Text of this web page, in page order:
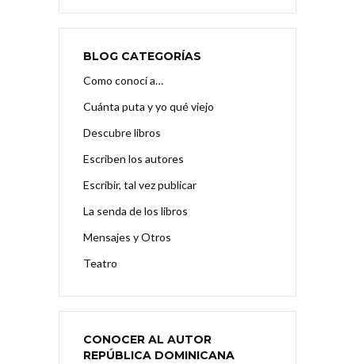
BLOG CATEGORÍAS
Como conocí a…
Cuánta puta y yo qué viejo
Descubre libros
Escriben los autores
Escribir, tal vez publicar
La senda de los libros
Mensajes y Otros
Teatro
CONOCER AL AUTOR
REPÚBLICA DOMINICANA